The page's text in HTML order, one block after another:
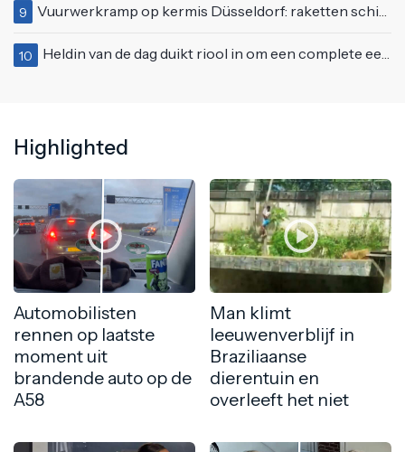
9 Vuurwerkramp op kermis Düsseldorf: raketten schieten het publiek in
10 Heldin van de dag duikt riool in om een complete eendenfamilie te redden
Highlighted
Automobilisten
rennen op laatste
moment uit
brandende auto op de
A58
Man klimt
leeuwenverblijf in
Braziliaanse
dierentuin en
overleeft het niet